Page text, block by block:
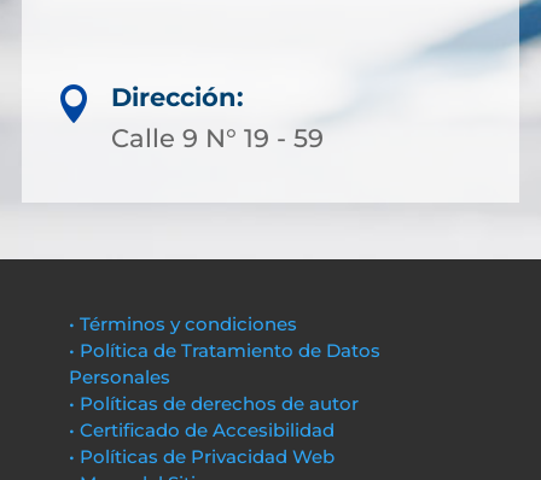

Dirección:
Calle 9 N° 19 - 59
• Términos y condiciones
• Política de Tratamiento de Datos
Personales
• Políticas de derechos de autor
• Certificado de Accesibilidad
• Políticas de Privacidad Web